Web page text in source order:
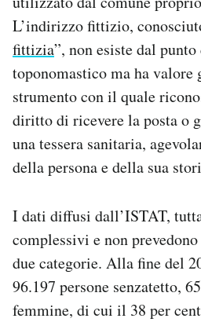
L’indirizzo fittizio,
fittizia”, non esiste dal
toponomastico ma ha
strumento con il quale
diritto di ricevere la posta o
una tessera sanitaria,
della persona e della sua
I dati diffusi dall’ISTAT,
complessivi e non
due categorie. Alla fine del
96.197 persone senzatetto,
femmine, di cui il 38 per